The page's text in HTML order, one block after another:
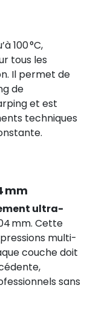
100 °C,
tous les
Il permet de
de
et est
techniques
mm
ultra-
mm. Cette
multi-
couche doit
sans